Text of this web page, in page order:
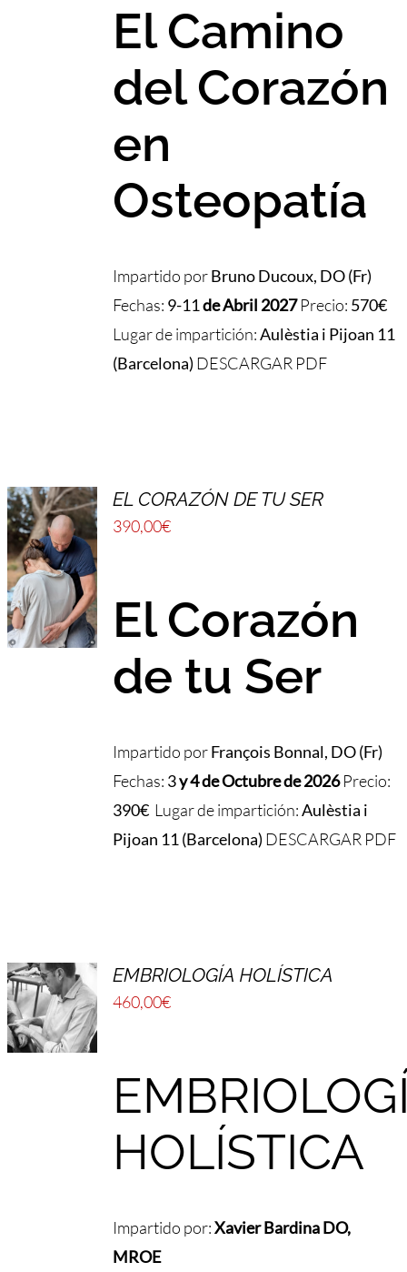
El Camino
del Corazón
en
Osteopatía
Impartido porBruno Ducoux, DO (Fr)
Fechas: 9-11de Abril 2027Precio: 570€
Lugar de impartición:Aulèstia i Pijoan 11
(Barcelona) DESCARGAR PDF
EL CORAZÓN DE TU SER
390,00€
El Corazón
de tu Ser
Impartido porFrançois Bonnal, DO (Fr)
Fechas: 3y 4 de Octubre de 2026Precio:
390€ Lugar de impartición:Aulèstia i
Pijoan 11 (Barcelona) DESCARGAR PDF
EMBRIOLOGÍA HOLÍSTICA
460,00€
HOLÍSTICA
Impartido por:Xavier Bardina DO,
MROE